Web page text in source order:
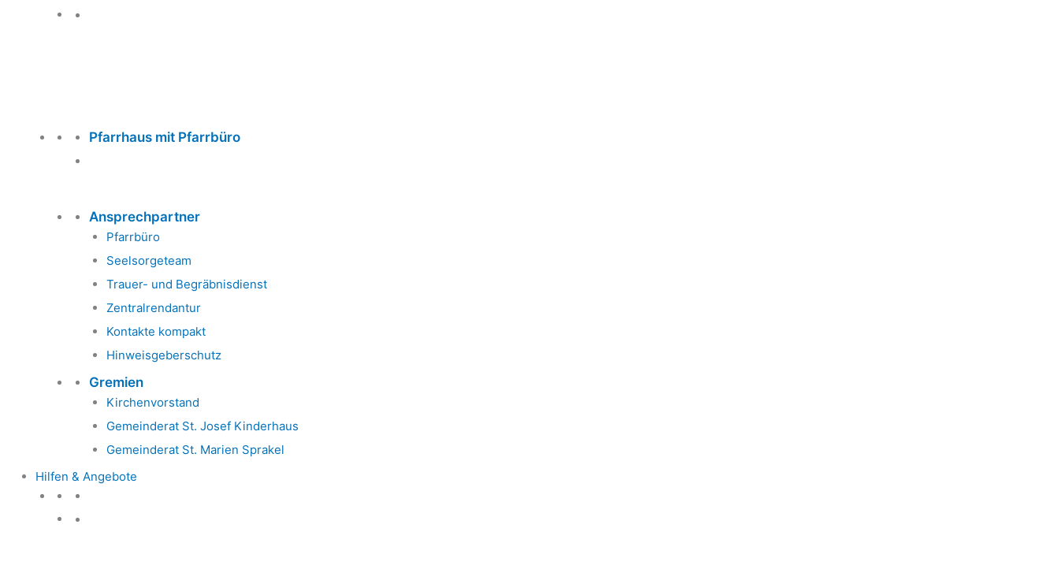
Pfarrhaus mit Pfarrbüro
Ansprechpartner
Pfarrbüro
Seelsorgeteam
Trauer- und Begräbnisdienst
Zentralrendantur
Kontakte kompakt
Hinweisgeberschutz
Gremien
Kirchenvorstand
Gemeinderat St. Josef Kinderhaus
Gemeinderat St. Marien Sprakel
Hilfen & Angebote